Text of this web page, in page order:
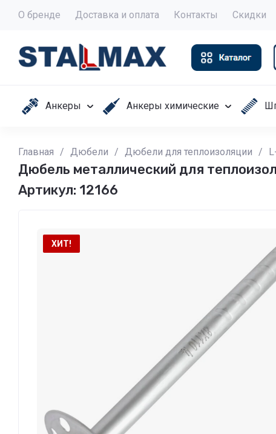
О бренде Доставка и оплата Контакты Скидки
Анкеры Анкеры химические
Главная / Дюбели / Дюбели для теплоизоляции /
Дюбель металлический для
Артикул: 12166
ХИТ!